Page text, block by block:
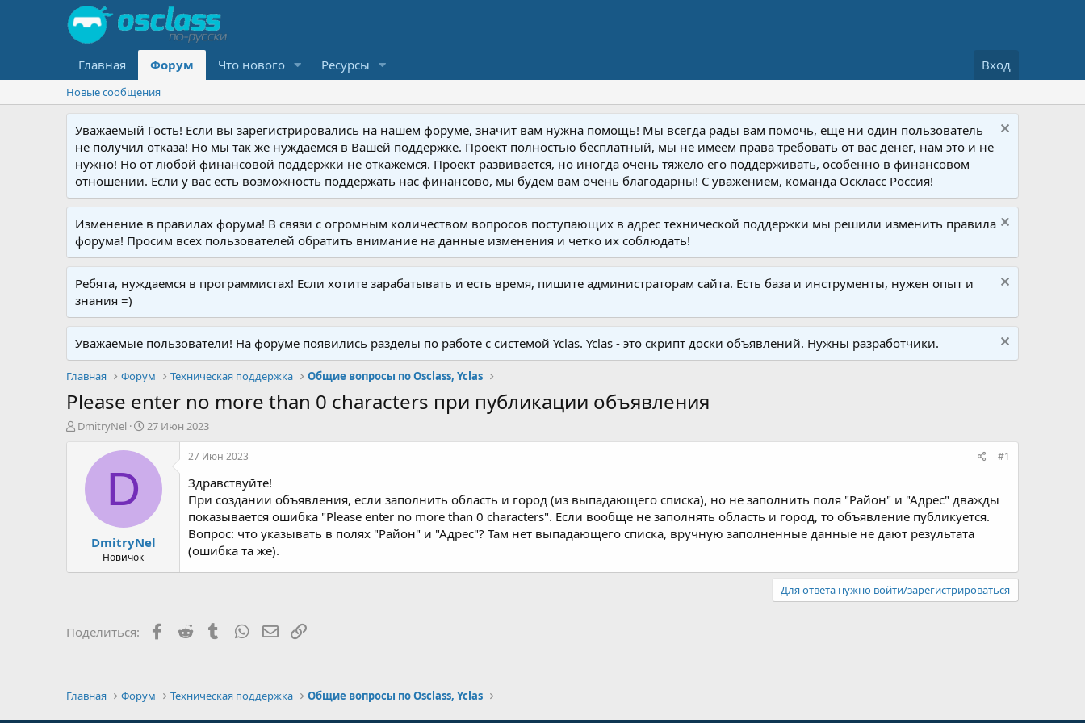
Главная Форум Что нового Ресурсы Вход
Новые сообщения
Уважаемый Гость! Если вы зарегистрировались на нашем форуме, значит вам нужна помощь! Мы всегда рады вам помочь, еще ни один пользователь
не получил отказа! Но мы так же нуждаемся в Вашей поддержке. Проект полностью бесплатный, мы не имеем права требовать от вас денег, нам это и не
нужно! Но от любой финансовой поддержки не откажемся. Проект развивается, но иногда очень тяжело его поддерживать, особенно в финансовом
отношении. Если у вас есть возможность поддержать нас финансово, мы будем вам очень благодарны! С уважением, команда Оскласс Россия!
Изменение в правилах форума! В связи с огромным количеством вопросов поступающих в адрес технической поддержки мы решили изменить правила
форума! Просим всех пользователей обратить внимание на данные изменения и четко их соблюдать!
Ребята, нуждаемся в программистах! Если хотите зарабатывать и есть время, пишите администраторам сайта. Есть база и инструменты, нужен опыт и
знания =)
Уважаемые пользователи! На форуме появились разделы по работе с системой Yclas. Yclas - это скрипт доски объявлений. Нужны разработчики.
Главная Форум Техническая поддержка Общие вопросы по Osclass, Yclas
Please enter no more than 0 characters при публикации объявления
А
DmitryNel
Д
т
ч
л
27 Июн 2023
D
DmitryNel
Новичок
27 Июн 2023 #1
Здравствуйте!
При создании объявления, если заполнить область и город (из выпадающего списка), но не заполнить поля "Район" и "Адрес" дважды
показывается ошибка "Please enter no more than 0 characters". Если вообще не заполнять область и город, то объявление публикуется.
Вопрос: что указывать в полях "Район" и "Адрес"? Там нет выпадающего списка, вручную заполненные данные не дают результата
(ошибка та же).
Для ответа нужно войти/зарегистрироваться
Поделиться: Facebook
Reddit TumblrWhatsAppЭлектронная почта
Главная Форум Техническая поддержка Общие вопросы по Osclass, Yclas